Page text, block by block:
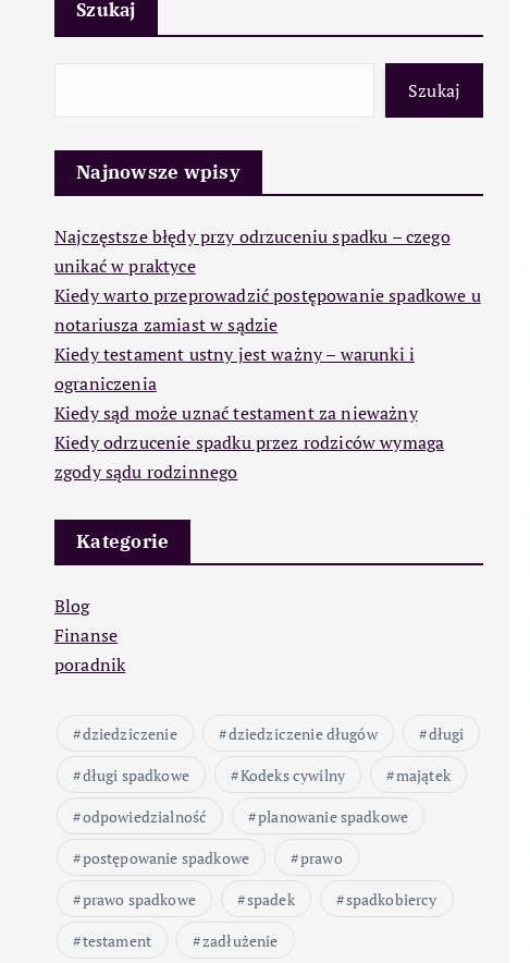
Szukaj
Szukaj
Najnowsze wpisy
Najczęstsze błędy przy odrzuceniu spadku – czego
unikać w praktyce
Kiedy warto przeprowadzić postępowanie spadkowe u
notariusza zamiast w sądzie
Kiedy testament ustny jest ważny – warunki i
ograniczenia
Kiedy sąd może uznać testament za nieważny
Kiedy odrzucenie spadku przez rodziców wymaga
zgody sądu rodzinnego
Kategorie
Blog
Finanse
poradnik
dziedziczenie dziedziczenie długów
długi
długi spadkowe
Kodeks cywilny
majątek
odpowiedzialność
planowanie spadkowe
postępowanie spadkowe
prawo
prawo spadkowe
spadek
spadkobiercy
testament
zadłużenie